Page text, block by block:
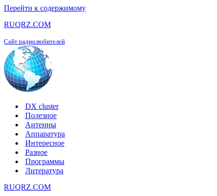
Перейти к содержимому
RUQRZ.COM
Сайт радиолюбителей
DX cluster
Полезное
Антенны
Аппаратура
Интересное
Разное
Программы
Литература
RUQRZ.COM